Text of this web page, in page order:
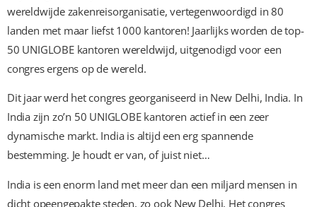
wereldwijde zakenreisorganisatie, vertegenwoordigd in 80
landen met maar liefst 1000 kantoren! Jaarlijks worden de top-
50 UNIGLOBE kantoren wereldwijd, uitgenodigd voor een
congres ergens op de wereld.
Dit jaar werd het congres georganiseerd in New Delhi, India. In
India zijn zo’n 50 UNIGLOBE kantoren actief in een zeer
dynamische markt. India is altijd een erg spannende
bestemming. Je houdt er van, of juist niet…
India is een enorm land met meer dan een miljard mensen in
dicht opeengepakte steden, zo ook New Delhi. Het congres